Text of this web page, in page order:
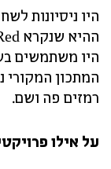
היו ניסיונות
היו משתמשים
המתכון המקורי
רמזים פה ושם.
על אילו